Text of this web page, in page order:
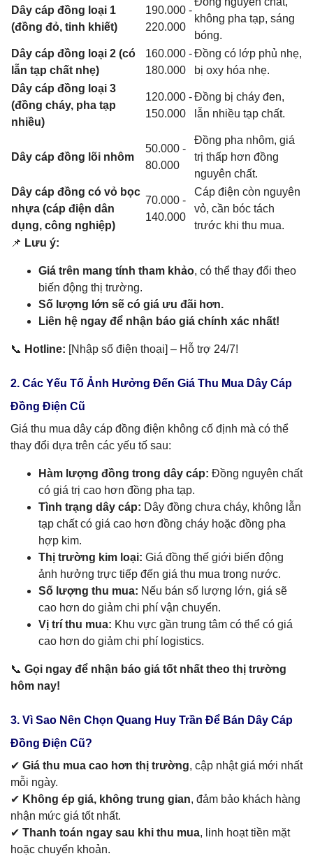
Dây cáp đồng loại 1
(đồng đỏ, tinh khiết)
190.000 -
220.000
không pha tạp, sáng
bóng.
Dây cáp đồng loại 2 (có
lẫn tạp chất nhẹ)
160.000 -
180.000
Đồng có lớp phủ nhẹ,
bị oxy hóa nhẹ.
Dây cáp đồng loại 3
(đồng cháy, pha tạp
nhiều)
120.000 -
150.000
Đồng bị cháy đen,
lẫn nhiều tạp chất.
Dây cáp đồng lõi nhôm
50.000 -
80.000
Đồng pha nhôm, giá
trị thấp hơn đồng
nguyên chất.
Dây cáp đồng có vỏ bọc
nhựa (cáp điện dân
dụng, công nghiệp)
70.000 -
140.000
Cáp điện còn nguyên
vỏ, cần bóc tách
trước khi thu mua.
📌 Lưu ý:
Giá trên mang tính tham khảo, có thể thay đổi theo
biến động thị trường.
Số lượng lớn sẽ có giá ưu đãi hơn.
Liên hệ ngay để nhận báo giá chính xác nhất!
📞 Hotline: [Nhập số điện thoại] – Hỗ trợ 24/7!
2. Các Yếu Tố Ảnh Hưởng Đến Giá Thu Mua Dây Cáp
Đồng Điện Cũ
Giá thu mua dây cáp đồng điện không cố định mà có thể
thay đổi dựa trên các yếu tố sau:
Hàm lượng đồng trong dây cáp: Đồng nguyên chất
có giá trị cao hơn đồng pha tạp.
Tình trạng dây cáp: Dây đồng chưa cháy, không lẫn
tạp chất có giá cao hơn đồng cháy hoặc đồng pha
hợp kim.
Thị trường kim loại: Giá đồng thế giới biến động
ảnh hưởng trực tiếp đến giá thu mua trong nước.
Số lượng thu mua: Nếu bán số lượng lớn, giá sẽ
cao hơn do giảm chi phí vận chuyển.
Vị trí thu mua: Khu vực gần trung tâm có thể có giá
cao hơn do giảm chi phí logistics.
📞 Gọi ngay để nhận báo giá tốt nhất theo thị trường
hôm nay!
3. Vì Sao Nên Chọn Quang Huy Trần Để Bán Dây Cáp
Đồng Điện Cũ?
✔ Giá thu mua cao hơn thị trường, cập nhật giá mới nhất
mỗi ngày.
✔ Không ép giá, không trung gian, đảm bảo khách hàng
nhận mức giá tốt nhất.
✔ Thanh toán ngay sau khi thu mua, linh hoạt tiền mặt
hoặc chuyển khoản.